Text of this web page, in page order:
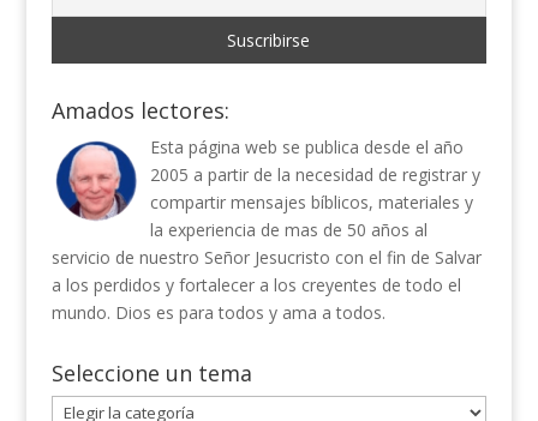
Amados lectores:
Esta página web se publica desde el año
2005 a partir de la necesidad de registrar y
compartir mensajes bíblicos, materiales y
la experiencia de mas de 50 años al
servicio de nuestro Señor Jesucristo con el fin de Salvar
a los perdidos y fortalecer a los creyentes de todo el
mundo. Dios es para todos y ama a todos.
Seleccione un tema
Seleccione